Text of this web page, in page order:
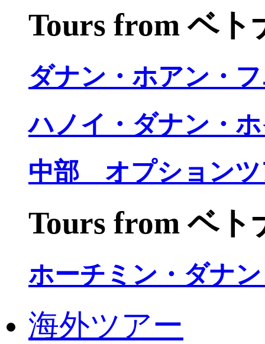
Tours from ベト
ダナン・ホアン・
ハノイ・ダナン・
中部 オプションツ
Tours from ベト
ホーチミン・ダナ
海外ツアー